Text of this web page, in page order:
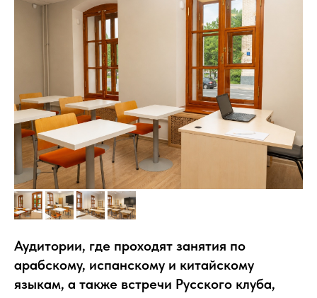
Аудитории, где проходят занятия по
арабскому, испанскому и китайскому
языкам, а также встречи Русского клуба,